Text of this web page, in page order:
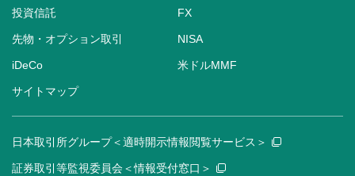
投資信託 FX
先物・オプション取引 NISA
iDeCo 米ドルMMF
サイトマップ
日本取引所グループ＜適時開示情報閲覧サービス＞
証券取引等監視委員会＜情報受付窓口＞